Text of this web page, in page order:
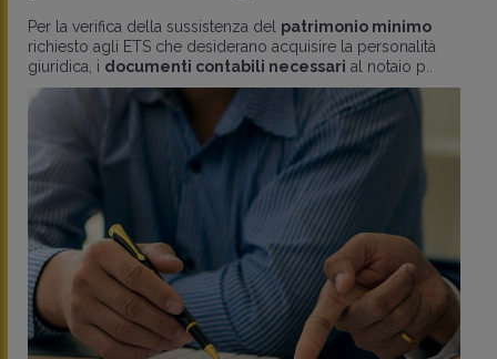
Per la verifica della sussistenza del patrimonio minimo
richiesto agli ETS che desiderano acquisire la personalità
giuridica, i documenti contabili necessari al notaio p..